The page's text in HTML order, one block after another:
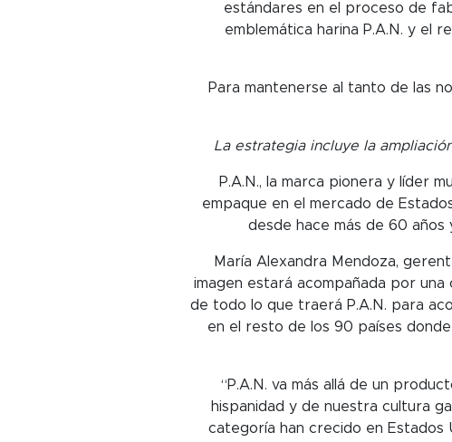
estándares en el proceso de
emblemática harina P.A.N. y el
Para mantenerse al tanto de las
La estrategia incluye la
P.A.N., la marca pionera y líder
empaque en el mercado de
desde hace más de 60
María Alexandra Mendoza,
imagen estará acompañada por una
de todo lo que traerá P.A.N. para
en el resto de los 90 países
“P.A.N. va más allá de un
hispanidad y de nuestra cultura
categoría han crecido en Estados